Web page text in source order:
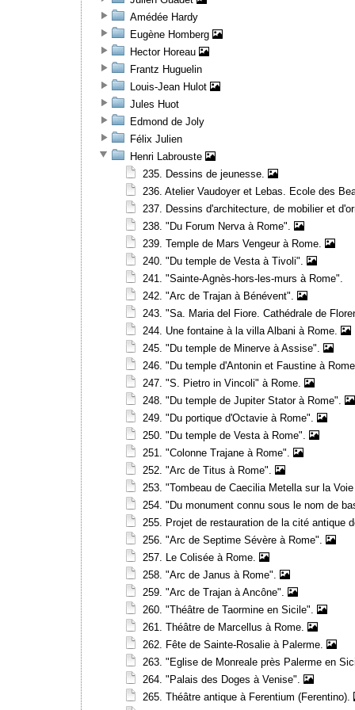
Amédée Hardy
Eugène Homberg
Hector Horeau
Frantz Huguelin
Louis-Jean Hulot
Jules Huot
Edmond de Joly
Félix Julien
Henri Labrouste
235. Dessins de jeunesse.
236. Atelier Vaudoyer et Lebas. Ecole des
237. Dessins d'architecture, de mobilier et
238. "Du Forum Nerva à Rome".
239. Temple de Mars Vengeur à Rome.
240. "Du temple de Vesta à Tivoli".
241. "Sainte-Agnès-hors-les-murs à Rome".
242. "Arc de Trajan à Bénévent".
243. "Sa. Maria del Fiore. Cathédrale de
244. Une fontaine à la villa Albani à Rome.
245. "Du temple de Minerve à Assise".
246. "Du temple d'Antonin et Faustine à
247. "S. Pietro in Vincoli" à Rome.
248. "Du temple de Jupiter Stator à Rome".
249. "Du portique d'Octavie à Rome".
250. "Du temple de Vesta à Rome".
251. "Colonne Trajane à Rome".
252. "Arc de Titus à Rome".
253. "Tombeau de Caecilia Metella sur la
254. "Du monument connu sous le nom de
255. Projet de restauration de la cité antique
256. "Arc de Septime Sévère à Rome".
257. Le Colisée à Rome.
258. "Arc de Janus à Rome".
259. "Arc de Trajan à Ancône".
260. "Théâtre de Taormine en Sicile".
261. Théâtre de Marcellus à Rome.
262. Fête de Sainte-Rosalie à Palerme.
263. "Eglise de Monreale près Palerme en
264. "Palais des Doges à Venise".
265. Théâtre antique à Ferentium (Ferentino).